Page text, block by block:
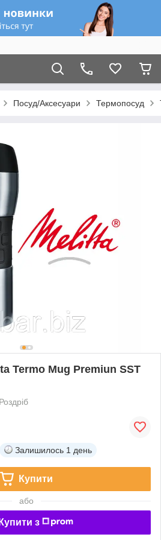
Посуд/Аксесуари Термопосуд
Termo Mug Premiun SST
Роздріб
Залишилось 1 день
Купити
або
Купити з